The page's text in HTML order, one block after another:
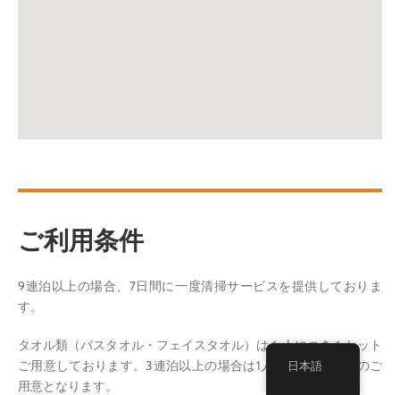
ご利用条件
9連泊以上の場合、7日間に一度清掃サービスを提供しておりま
す。
タオル類（バスタオル・フェイスタオル）は１人につき１セット
ご用意しております。3連泊以上の場合は1人につき2セットのご
用意となります。
日本語